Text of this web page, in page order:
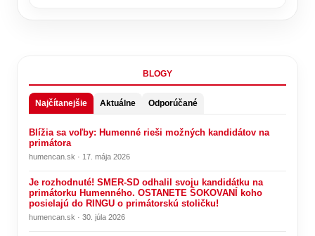
BLOGY
Najčítanejšie Aktuálne Odporúčané
Blížia sa voľby: Humenné rieši možných kandidátov na
primátora
humencan.sk · 17. mája 2026
Je rozhodnuté! SMER-SD odhalil svoju kandidátku na
primátorku Humenného. OSTANETE ŠOKOVANÍ koho
posielajú do RINGU o primátorskú stoličku!
humencan.sk · 30. júla 2026